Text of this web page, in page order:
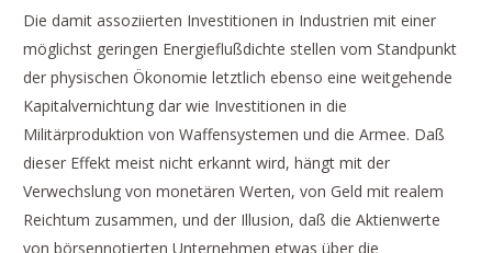
Die damit assoziierten Investitionen in Industrien mit einer
möglichst geringen Energieflußdichte stellen vom Standpunkt
der physischen Ökonomie letztlich ebenso eine weitgehende
Kapitalvernichtung dar wie Investitionen in die
Militärproduktion von Waffensystemen und die Armee. Daß
dieser Effekt meist nicht erkannt wird, hängt mit der
Verwechslung von monetären Werten, von Geld mit realem
Reichtum zusammen, und der Illusion, daß die Aktienwerte
von börsennotierten Unternehmen etwas über die